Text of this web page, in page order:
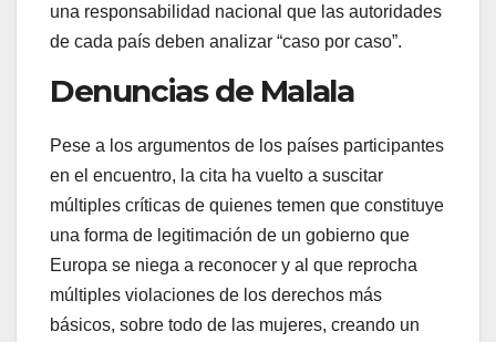
una responsabilidad nacional que las autoridades
de cada país deben analizar “caso por caso”.
Denuncias de Malala
Pese a los argumentos de los países participantes
en el encuentro, la cita ha vuelto a suscitar
múltiples críticas de quienes temen que constituye
una forma de legitimación de un gobierno que
Europa se niega a reconocer y al que reprocha
múltiples violaciones de los derechos más
básicos, sobre todo de las mujeres, creando un